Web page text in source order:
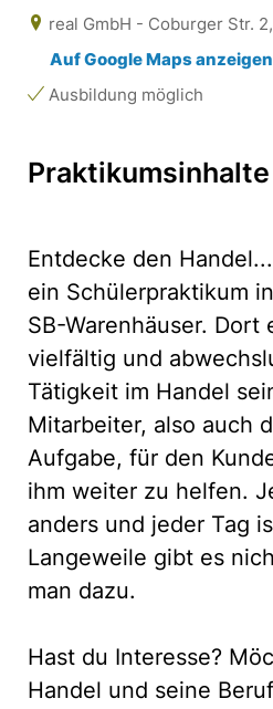
real GmbH - Coburger Str.
Auf Google Maps anzeigen
Ausbildung möglich
Praktikumsinhalte
Entdecke den
ein Schülerpraktikum
SB-Warenhäuser.
vielfältig und
Tätigkeit im Handel
Mitarbeiter, also auch
Aufgabe, für den
ihm weiter zu helfen.
anders und jeder Tag
Langeweile gibt es
man dazu.
Hast du Interesse?
Handel und seine